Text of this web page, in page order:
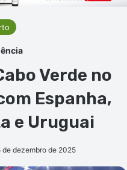
Verde no
Espanha,
e Uruguai
de dezembro de 2025